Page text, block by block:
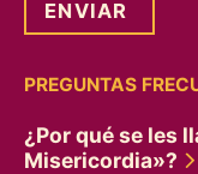
PREGUNTAS
¿Por qué se les
Misericordia»?